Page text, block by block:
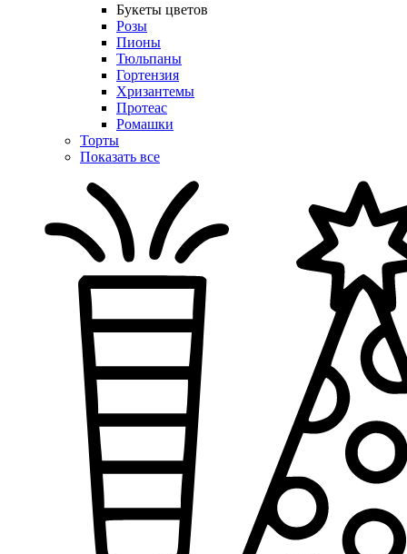
Букеты цветов
Розы
Пионы
Тюльпаны
Гортензия
Хризантемы
Протеас
Ромашки
Торты
Показать все